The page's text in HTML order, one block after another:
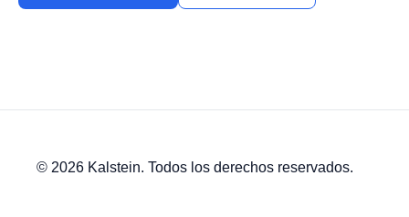
© 2026 Kalstein. Todos los derechos reservados.